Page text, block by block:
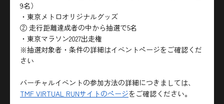
9名）
・東京メトロオリジナルグッズ
② 走行距離達成者の中から抽選で5名
・東京マラソン2027出走権
※抽選対象者・条件の詳細はイベントページをご確認くだ
さい
バーチャルイベントの参加方法の詳細につきましては、
TMF VIRTUAL RUNサイトのページをご確認ください。